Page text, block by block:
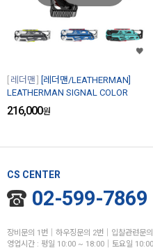
레더맨
[레더맨/LEATHERMAN]
LEATHERMAN SIGNAL COLOR
216,000원
CS CENTER
02-599-7869
장비문의 1번│하우징문의 2번│입찰관련문
영업시간 : 평일 10:00 ~ 18:00│토요일